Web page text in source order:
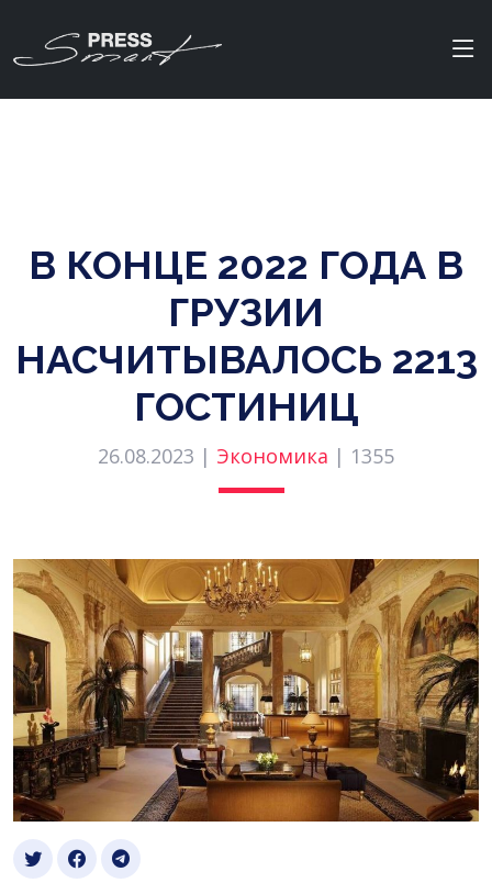
В КОНЦЕ 2022 ГОДА В
ГРУЗИИ
НАСЧИТЫВАЛОСЬ 2213
ГОСТИНИЦ
26.08.2023 | Экономика | 1355